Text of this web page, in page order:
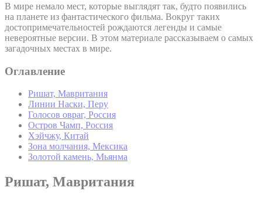
В мире немало мест, которые выглядят так, будто появились
на планете из фантастического фильма. Вокруг таких
достопримечательностей рождаются легенды и самые
невероятные версии. В этом материале рассказываем о самых
загадочных местах в мире.
Оглавление
Ришат, Мавритания
Линии Наски, Перу
Голосов овраг, Россия
Остров Чамп, Россия
Хэйчжу, Китай
Зона молчания, Мексика
Золотой камень, Мьянма
Ришат, Мавритания